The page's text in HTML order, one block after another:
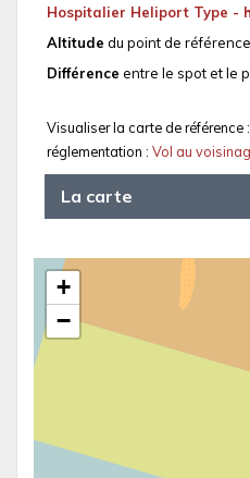
Hospitalier Heliport Type -
Altitude du point de
Différence entre le spot et le
Visualiser la carte de référence :
réglementation : Vol au
La carte